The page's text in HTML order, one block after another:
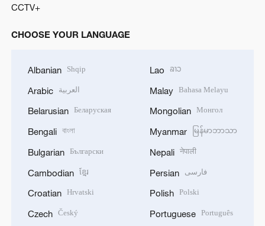
CCTV+
CHOOSE YOUR LANGUAGE
Albanian Shqip
Arabic العربية
Belarusian Беларуская
Bengali বাংলা
Bulgarian Български
Cambodian ខ្មែរ
Croatian Hrvatski
Czech Český
Lao ລາວ
Malay Bahasa Melayu
Mongolian Монгол
Myanmar မြန်မာဘာသာ
Nepali नेपाली
Persian فارسی
Polish Polski
Portuguese Português